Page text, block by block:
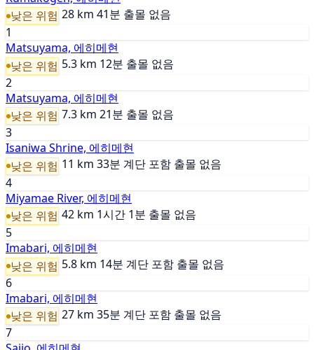
낮은 위험 28 km 41분 출몰 없음
1
Matsuyama, 에히메현
낮은 위험 5.3 km 12분 출몰 없음
2
Matsuyama, 에히메현
낮은 위험 7.3 km 21분 출몰 없음
3
Isaniwa Shrine, 에히메현
낮은 위험 11 km 33분 계단 포함 출몰 없음
4
Miyamae River, 에히메현
낮은 위험 42 km 1시간 1분 출몰 없음
5
Imabari, 에히메현
낮은 위험 5.8 km 14분 계단 포함 출몰 없음
6
Imabari, 에히메현
낮은 위험 27 km 35분 계단 포함 출몰 없음
7